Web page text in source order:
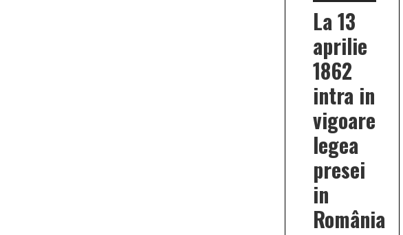
La 13
aprilie
1862
intra in
vigoare
legea
presei
in
România